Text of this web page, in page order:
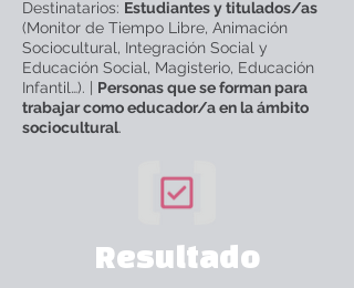
Destinatarios: Estudiantes y titulados/as
(Monitor de Tiempo Libre, Animación
Sociocultural, Integración Social y
Educación Social, Magisterio, Educación
Infantil…). | Personas que se forman para
trabajar como educador/a en la ámbito
sociocultural.
Resultado